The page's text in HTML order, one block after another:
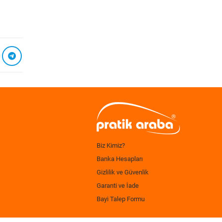
Biz Kimiz?
Banka Hesapları
Gizlilik ve Güvenlik
Garanti ve İade
Bayi Talep Formu